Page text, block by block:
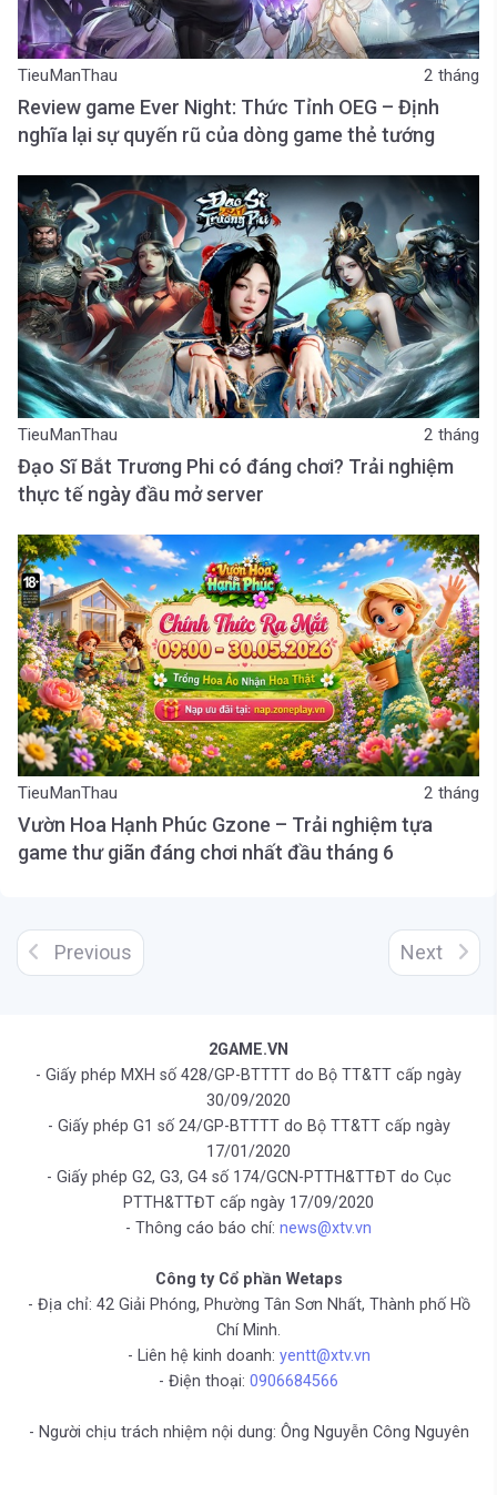
TieuManThau 2 tháng
Review game Ever Night: Thức Tỉnh OEG – Định
nghĩa lại sự quyến rũ của dòng game thẻ tướng
TieuManThau 2 tháng
Đạo Sĩ Bắt Trương Phi có đáng chơi? Trải nghiệm
thực tế ngày đầu mở server
TieuManThau 2 tháng
Vườn Hoa Hạnh Phúc Gzone – Trải nghiệm tựa
game thư giãn đáng chơi nhất đầu tháng 6
Previous Next
2GAME.VN
- Giấy phép MXH số 428/GP-BTTTT do Bộ TT&TT cấp ngày
30/09/2020
- Giấy phép G1 số 24/GP-BTTTT do Bộ TT&TT cấp ngày
17/01/2020
- Giấy phép G2, G3, G4 số 174/GCN-PTTH&TTĐT do Cục
PTTH&TTĐT cấp ngày 17/09/2020
- Thông cáo báo chí: news@xtv.vn
Công ty Cổ phần Wetaps
- Địa chỉ: 42 Giải Phóng, Phường Tân Sơn Nhất, Thành phố Hồ
Chí Minh.
- Liên hệ kinh doanh: yentt@xtv.vn
- Điện thoại: 0906684566
- Người chịu trách nhiệm nội dung: Ông Nguyễn Công Nguyên